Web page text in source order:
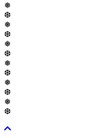
❅
❆
❅
❆
❅
❆
❅
❆
❅
❆
❅
❆